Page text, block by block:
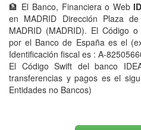
🏦 El Banco, Financiera o Web
en MADRID Dirección Plaza
MADRID (MADRID). El Código
por el Banco de España es el
Identificación fiscal es : A-
El Código Swift del banco
transferencias y pagos es el
Entidades no Bancos)